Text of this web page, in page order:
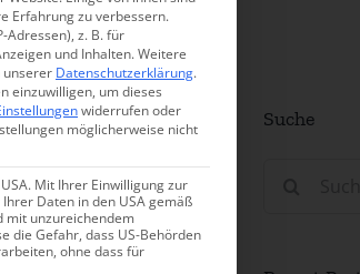
Suche
Erfahrung zu verbessern.
Adressen), z. B. für
und Inhalten.Weitere
unserer Datenschutzerklärung.
einzuwilligen, um dieses
widerrufen oder
möglicherweise nicht
Mit Ihrer Einwilligung zur
Daten in den USA gemäß
mit unzureichendem
die Gefahr, dass US-Behörden
ohne dass für